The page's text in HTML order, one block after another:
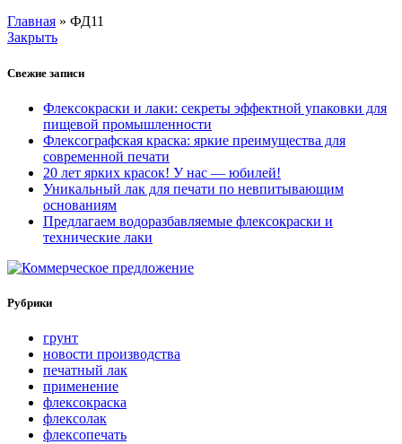
Главная » ФД11
Закрыть
Свежие записи
Флексокраски и лаки: секреты эффектной упаковки для
пищевой промышленности
Флексографская краска: яркие преимущества для
современной печати
20 лет ярких красок! У нас — юбилей!
Уникальный лак для печати по невпитывающим
основаниям
Предлагаем водоразбавляемые флексокраски и
технические лаки
Рубрики
грунт
новости производства
печатный лак
применение
флексокраска
флексолак
флексопечать